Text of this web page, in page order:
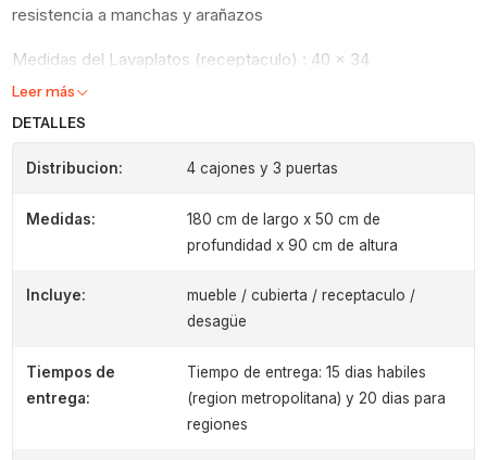
resistencia a manchas y arañazos
Medidas del Lavaplatos (receptaculo) : 40 x 34
Leer más
DETALLES
Distribucion: 4 cajones y 3 puertas
Medidas:
180 cm de largo x 50 cm de
profundidad x 90 cm de altura
Incluye:
mueble / cubierta / receptaculo /
desagüe
Tiempos de
entrega:
Tiempo de entrega: 15 dias habiles
(region metropolitana) y 20 dias para
regiones